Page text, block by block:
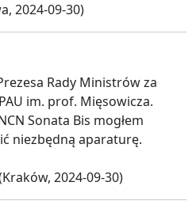
2024-09-30)
Rady Ministrów za
im. prof. Mięsowicza.
Sonata Bis mogłem
niezbędną aparaturę.
2024-09-30)